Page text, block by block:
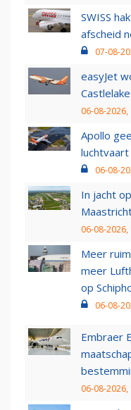
SWISS
afscheid
07-08-
easyJet
06-08-2026,
Apollo
luchtvaart
06-08-
In jacht
06-08-2026,
Meer
meer
op
06-08-
Embraer
06-08-2026,